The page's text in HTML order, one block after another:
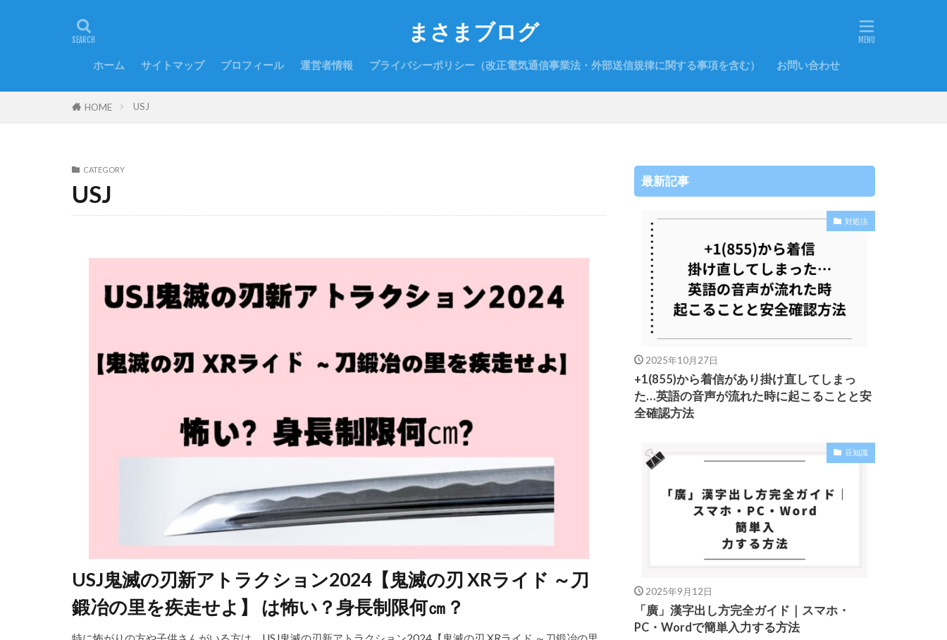
まさまブログ
ホーム サイトマップ プロフィール 運営者情報 プライバシーポリシー（改正電気通信事業法・外部送信規律に関する事項を含む） お問い合わせ
HOME USJ
CATEGORY
USJ
USJ鬼滅の刃新アトラクション2024【鬼滅の刃 XRライド ～刀
鍛冶の里を疾走せよ】 は怖い？身長制限何㎝？
最新記事
対処法
2025年10月27日
+1(855)から着信があり掛け直してしまっ
た…英語の音声が流れた時に起こることと安
全確認方法
豆知識
2025年9月12日
「廣」漢字出し方完全ガイド｜スマホ・
PC・Wordで簡単入力する方法